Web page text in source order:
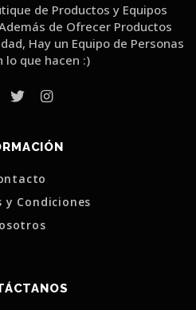
de Productos y Equipos
de Ofrecer Productos
Hay un Equipo de Personas
lo que hacen :)
y Condiciones